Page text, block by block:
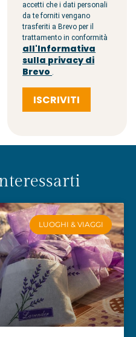
accetti che i dati personali
da te forniti vengano
trasferiti a Brevo per il
trattamento in conformità
all'Informativa
sulla privacy di
Brevo .
ISCRIVITI
LUOGHI & VIAGGI